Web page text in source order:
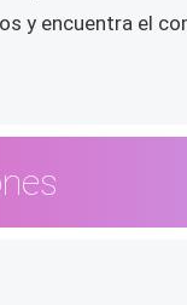
y encuentra el